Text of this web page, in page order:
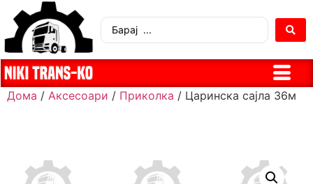
Дома / Аксесоари / Приколка / Царинска сајла 36м